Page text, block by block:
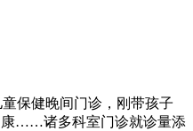
保健晚间门诊，刚带孩子
康……诸多科室门诊就诊量添